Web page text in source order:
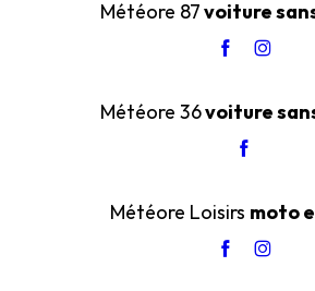
Météore 87voiture
Météore 36voiture
Météore Loisirs moto